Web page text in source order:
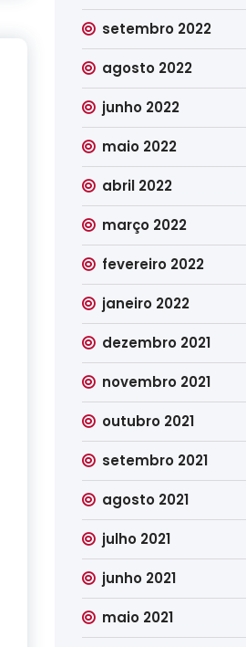
setembro 2022
agosto 2022
junho 2022
maio 2022
abril 2022
março 2022
fevereiro 2022
janeiro 2022
dezembro 2021
novembro 2021
outubro 2021
setembro 2021
agosto 2021
julho 2021
junho 2021
maio 2021